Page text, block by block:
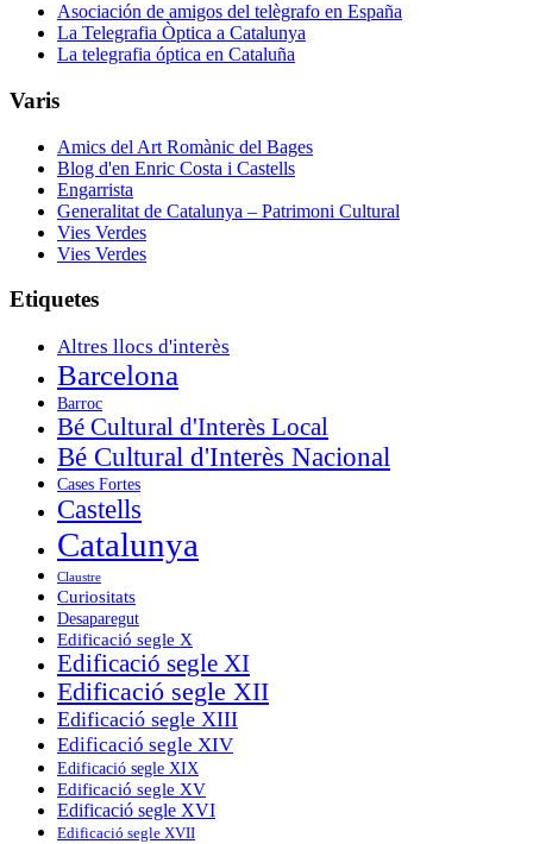
Asociación de amigos del telègrafo en España
La Telegrafia Òptica a Catalunya
La telegrafia óptica en Cataluña
Varis
Amics del Art Romànic del Bages
Blog d'en Enric Costa i Castells
Engarrista
Generalitat de Catalunya – Patrimoni Cultural
Vies Verdes
Vies Verdes
Etiquetes
Altres llocs d'interès
Barcelona
Barroc
Bé Cultural d'Interès Local
Bé Cultural d'Interès Nacional
Cases Fortes
Castells
Catalunya
Claustre
Curiositats
Desaparegut
Edificació segle X
Edificació segle XI
Edificació segle XII
Edificació segle XIII
Edificació segle XIV
Edificació segle XIX
Edificació segle XV
Edificació segle XVI
Edificació segle XVII